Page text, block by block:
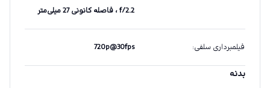
f/2.2 ، فاصله کانونی 27 میلی‌متر
فیلمبرداری سلفی:
720p@30fps
بدنه